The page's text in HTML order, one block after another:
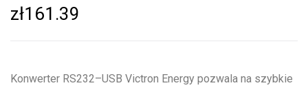
zł161.39
Konwerter RS232–USB Victron Energy pozwala na szybkie